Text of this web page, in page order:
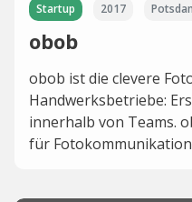
Startup 2017
obob
obob ist die clevere
Handwerksbetriebe:
innerhalb von Teams.
für